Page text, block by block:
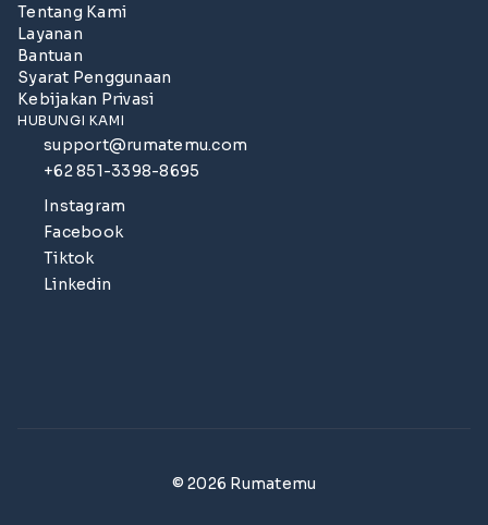
Tentang Kami
Layanan
Bantuan
Syarat Penggunaan
Kebijakan Privasi
HUBUNGI KAMI
support@rumatemu.com
+62 851-3398-8695
Instagram
Facebook
Tiktok
Linkedin
© 2026 Rumatemu